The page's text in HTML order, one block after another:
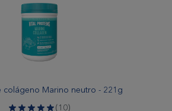
colágeno Marino neutro - 221g
(10)